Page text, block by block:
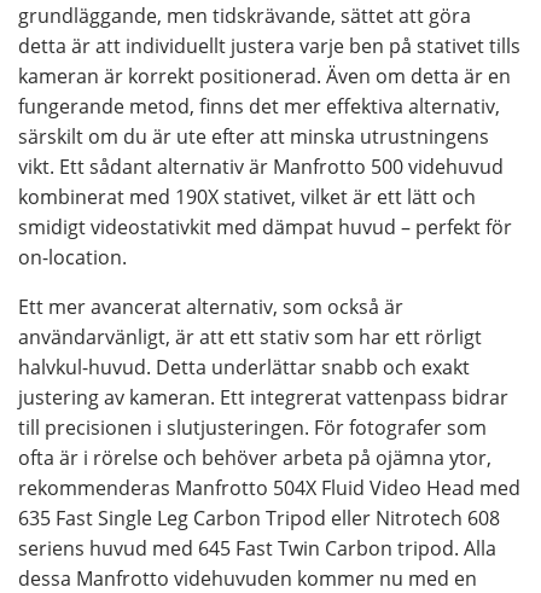
grundläggande, men tidskrävande, sättet att göra
detta är att individuellt justera varje ben på stativet tills
kameran är korrekt positionerad. Även om detta är en
fungerande metod, finns det mer effektiva alternativ,
särskilt om du är ute efter att minska utrustningens
vikt. Ett sådant alternativ är Manfrotto 500 videhuvud
kombinerat med 190X stativet, vilket är ett lätt och
smidigt videostativkit med dämpat huvud – perfekt för
on-location.
Ett mer avancerat alternativ, som också är
användarvänligt, är att ett stativ som har ett rörligt
halvkul-huvud. Detta underlättar snabb och exakt
justering av kameran. Ett integrerat vattenpass bidrar
till precisionen i slutjusteringen. För fotografer som
ofta är i rörelse och behöver arbeta på ojämna ytor,
rekommenderas Manfrotto 504X Fluid Video Head med
635 Fast Single Leg Carbon Tripod eller Nitrotech 608
seriens huvud med 645 Fast Twin Carbon tripod. Alla
dessa Manfrotto videhuvuden kommer nu med en